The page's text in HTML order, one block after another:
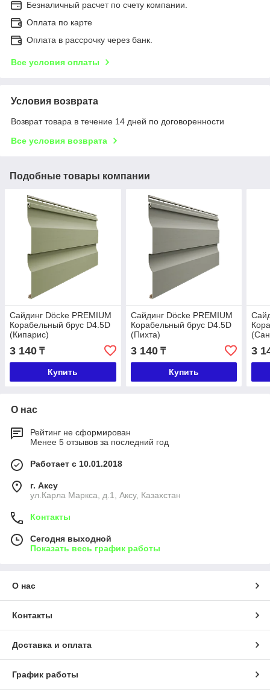
Безналичный расчет по счету компании.
Оплата по карте
Оплата в рассрочку через банк.
Все условия оплаты
Условия возврата
Возврат товара в течение 14 дней по договоренности
Все условия возврата
Подобные товары компании
Сайдинг Döcke PREMIUM
Корабельный брус D4.5D
(Кипарис)
3 140 ₸
Купить
Сайдинг Döcke PREMIUM
Корабельный брус D4.5D
(Пихта)
3 140₸
Купить
3
О нас
Рейтинг не сформирован
Менее 5 отзывов за последний год
Работает с 10.01.2018
г. Аксу
ул.Карла Маркса, д.1, Аксу, Казахстан
Контакты
Сегодня выходной
Показать весь график работы
О нас
Контакты
Доставка и оплата
График работы